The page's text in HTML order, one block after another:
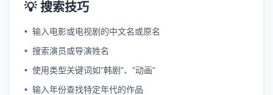
💡 搜索技巧
• 输入电影或电视剧的中文名或原名
• 搜索演员或导演姓名
• 使用类型关键词如"韩剧"、"动画"
• 输入年份查找特定年代的作品